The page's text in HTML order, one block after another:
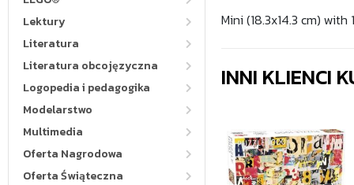
Lektury
Literatura
Literatura obcojęzyczna
Logopedia i pedagogika
Modelarstwo
Multimedia
Oferta Nagrodowa
Oferta Świąteczna
Mini (18.3x14.3 cm)
INNI KLIENCI